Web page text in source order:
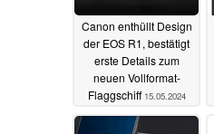
Canon enthüllt Design
der EOS R1, bestätigt
erste Details zum
neuen Vollformat-
Flaggschiff 15.05.2024